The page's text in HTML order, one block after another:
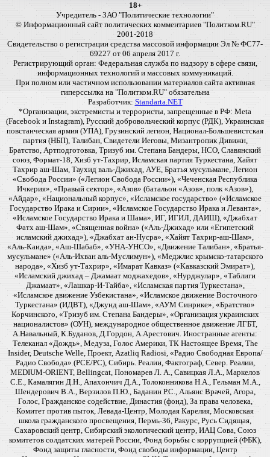
18+
Учредитель - ЗАО "Политические технологии"
© Информационный сайт политических комментариев "Политком.RU"
2001-2018
Свидетельство о регистрации средства массовой информации Эл № ФС77-
69227 от 06 апреля 2017 г.
Регистрирующий орган: Федеральная служба по надзору в сфере связи,
информационных технологий и массовых коммуникаций.
При полном или частичном использовании материалов сайта активная
гиперссылка на "Политком.RU" обязательна
Разработчик: Standarta.NET
*Организации, экстремисты и террористы, запрещенные в РФ: Meta
(Facebook и Instagram), Русский добровольческий корпус (РДК), Украинская
повстанческая армия (УПА), Грузинский легион, Национал-Большевистская
партия (НБП), Талибан, Свидетели Иеговы, Мизантропик Дивижн,
Братство, Артподготовка, Тризуб им. Степана Бандеры, НСО, Славянский
союз, Формат-18, Хизб ут-Тахрир, Исламская партия Туркестана, Хайят
Тахрир аш-Шам, Таухид валь-Джихад, АУЕ, Братья мусульмане, Легион
«Свобода России» («Легион Свобода России»), «Чеченская Республика
Ичкерия», «Правый сектор», «Азов» (батальон «Азов», полк «Азов»),
«Айдар», «Национальный корпус», «Исламское государство» («Исламское
Государство Ирака и Сирии», «Исламское Государство Ирака и Леванта»,
«Исламское Государство Ирака и Шама», ИГ, ИГИЛ, ДАИШ), «Джабхат
Фатх аш-Шам», «Священная война» («Аль-Джихад» или «Египетский
исламский джихад»), «Джабхат ан-Нусра», «Хайят Тахрир-аш-Шам»,
«Аль-Каида», «Аш-Шабаб», «УНА-УНСО», «Движение Талибан», «Братья-
мусульмане» («Аль-Ихван аль-Муслимун»), «Меджлис крымско-татарского
народа», «Хизб ут-Тахрир», «Имарат Кавказ» («Кавказский Эмират»),
«Исламский джихад – Джамаат моджахедов», «Нурджулар», «Таблиги
Джамаат», «Лашкар-И-Тайба», «Исламская партия Туркестана»,
«Исламское движение Узбекистана», «Исламское движение Восточного
Туркестана» (ИДВТ), «Джунд аш-Шам», «АУМ Синрике», «Братство»
Корчинского, «Тризуб им. Степана Бандеры», «Организация украинских
националистов» (ОУН), международное общественное движение ЛГБТ,
А.Навальный, К.Буданов, Д.Гордон, А.Арестович. Иностранные агенты:
Телеканал «Дождь», Медуза, Голос Америки, ТК Настоящее Время, The
Insider, Deutsche Welle, Проект, Azatliq Radiosi, «Радио Свободная Европа/
Радио Свобода» (PCE/PC), Сибирь. Реалии, Фактограф, Север. Реалии,
MEDIUM-ORIENT, Bellingcat, Пономарев Л. А., Савицкая Л.А., Маркелов
С.Е., Камалягин Д.Н., Апахончич Д.А., Толоконникова Н.А., Гельман М.А.,
Шендерович В.А., Верзилов П.Ю., Баданин Р.С., Альянс Врачей, Агора,
Голос, Гражданское содействие, Династия (фонд), За права человека,
Комитет против пыток, Левада-Центр, Молодая Карелия, Московская
школа гражданского просвещения, Пермь-36, Ракурс, Русь Сидящая,
Сахаровский центр, Сибирский экологический центр, ИАЦ Сова, Союз
комитетов солдатских матерей России, Фонд борьбы с коррупцией (ФБК),
Фонд защиты гласности, Фонд свободы информации, Центр